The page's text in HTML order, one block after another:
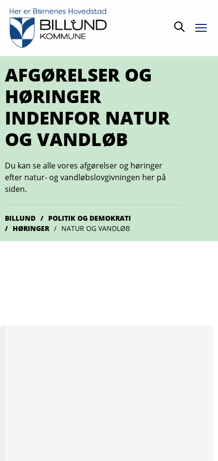
Søg
AFGØRELSER OG
HØRINGER
INDENFOR NATUR
OG VANDLØB
Du kan se alle vores afgørelser og høringer
efter natur- og vandløbslovgivningen her på
siden.
BILLUND
POLITIK OG DEMOKRATI
HØRINGER
NATUR OG VANDLØB